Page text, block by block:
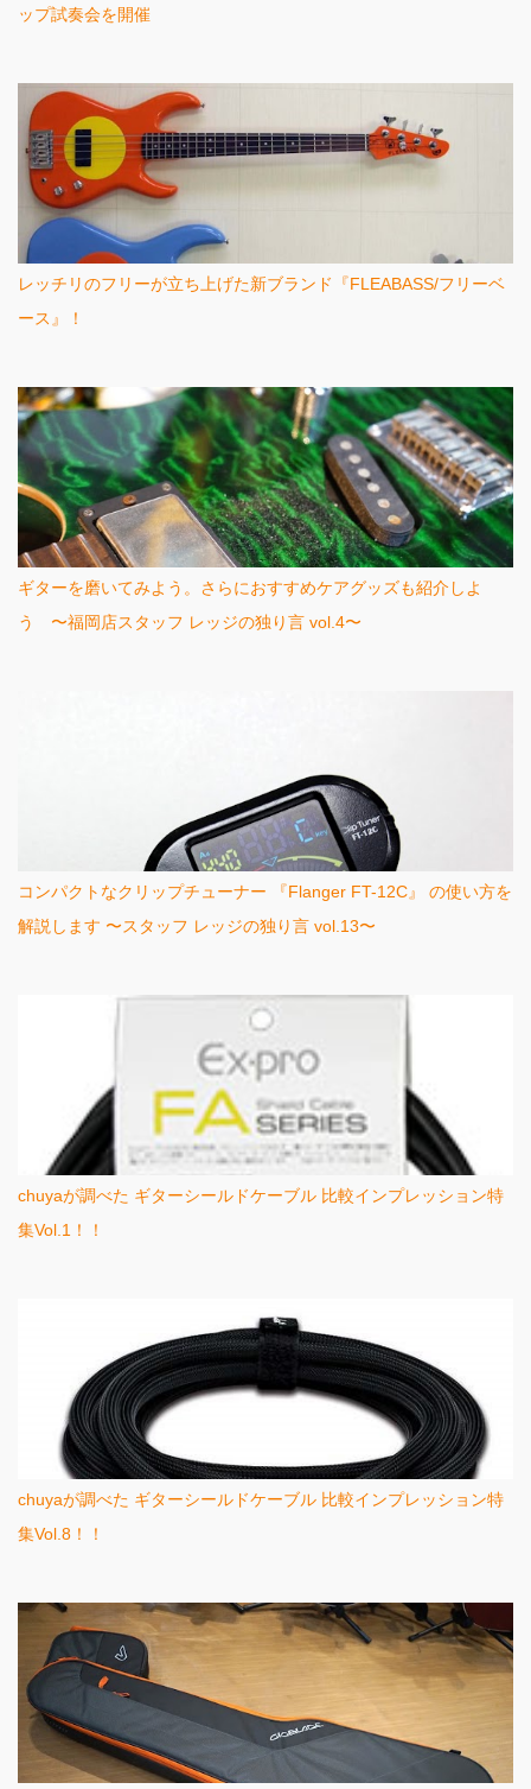
ップ試奏会を開催
レッチリのフリーが立ち上げた新ブランド『FLEABASS/フリーベ
ース』！
ギターを磨いてみよう。さらにおすすめケアグッズも紹介しよ
う 〜福岡店スタッフ レッジの独り言 vol.4〜
コンパクトなクリップチューナー 『Flanger FT-12C』 の使い方を
解説します 〜スタッフ レッジの独り言 vol.13〜
chuyaが調べた ギターシールドケーブル 比較インプレッション特
集Vol.1！！
chuyaが調べた ギターシールドケーブル 比較インプレッション特
集Vol.8！！